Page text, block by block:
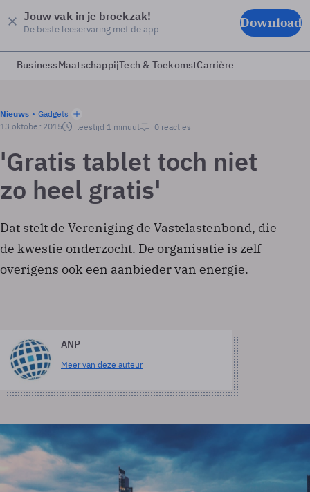
Jouw vak in je broekzak!
De beste leeservaring met de app Download
BusinessMaatschappijTech & ToekomstCarrière
Nieuws
Gadgets
13 oktober 2015
leestijd 1 minuut 0 reacties
'Gratis tablet toch niet
zo heel gratis'
Dat stelt de Vereniging de Vastelastenbond, die
de kwestie onderzocht. De organisatie is zelf
overigens ook een aanbieder van energie.
ANP
Meer van deze auteur